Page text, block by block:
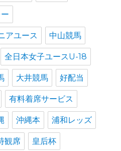
アユース 中山競馬
全日本女子ユースU-18
大井競馬 好配当
有料着席サービス
沖縄本 浦和レッズ
観席 皇后杯